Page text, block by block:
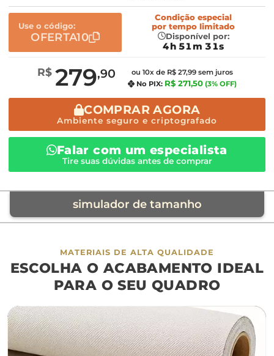
Use o código:
OFERTA10
Condição especial
por tempo limitado
Disponível por:
4h 51m 30s
R$ 279,90
ou 10x de R$ 27,99 sem juros
No PIX: R$ 271,50 (3% OFF)
COMPRAR AGORA
Ambiente seguro e criptografado
Falar com um especialista
Tire suas dúvidas antes de comprar
simulador de tamanho
móvel de referência
sofá cama
largura aproximada
MATERIAIS DE ALTA QUALIDADE
ESCOLHA O ACABAMENTO IDEAL
PARA O SEU QUADRO